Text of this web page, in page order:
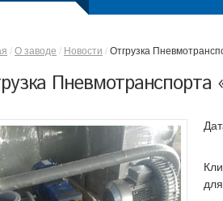
О заводе Новости Отгрузка